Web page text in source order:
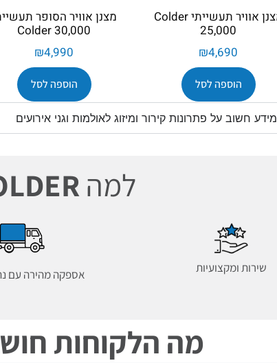
מצנן אוויר תעשייתי Colder
25,000
₪4,690
הוספה לסל
מצנן אוויר הסופר
Colder 30,000
₪4,990
הוספה לסל
מידע חשוב על פתרונות קירור ומיזוג לאולמות וגני אירועים
למה
שירות ומקצועיות אספקה מהירה עם
מה הלקוחות